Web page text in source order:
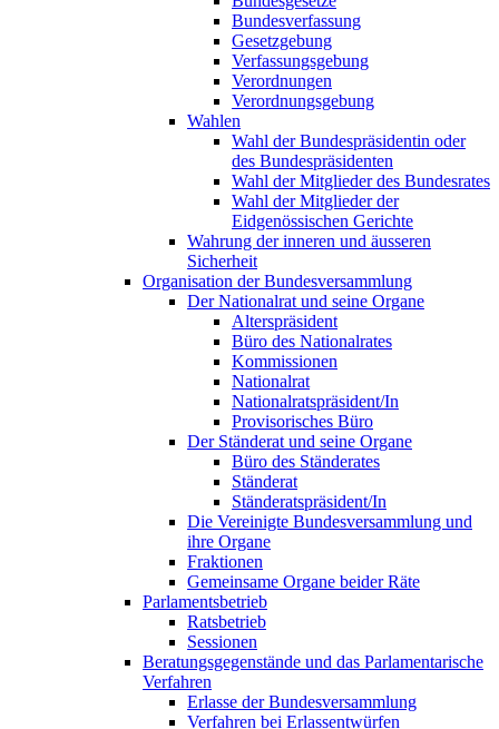
Bundesverfassung
Gesetzgebung
Verfassungsgebung
Verordnungen
Verordnungsgebung
Wahlen
Wahl der Bundespräsidentin oder
des Bundespräsidenten
Wahl der Mitglieder des Bundesrates
Wahl der Mitglieder der
Eidgenössischen Gerichte
Wahrung der inneren und äusseren
Sicherheit
Organisation der Bundesversammlung
Der Nationalrat und seine Organe
Alterspräsident
Büro des Nationalrates
Kommissionen
Nationalrat
Nationalratspräsident/In
Provisorisches Büro
Der Ständerat und seine Organe
Büro des Ständerates
Ständerat
Ständeratspräsident/In
Die Vereinigte Bundesversammlung und
ihre Organe
Fraktionen
Gemeinsame Organe beider Räte
Parlamentsbetrieb
Ratsbetrieb
Sessionen
Beratungsgegenstände und das Parlamentarische
Verfahren
Erlasse der Bundesversammlung
Verfahren bei Erlassentwürfen